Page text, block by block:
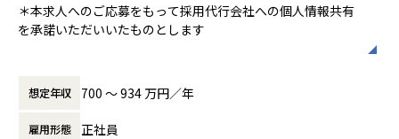
＊本求人へのご応募をもって採用代行会社への個人情報共有
を承諾いただいいたものとします
https://speakerdeck.com/ideininc/ideinhui-she-shao-jie-
zi-liao-ji-ji-cai-yong-zhong-92ca9fe9-009f-4795-93a8-8
d61d9126536?slide=9
想定年収 700 〜 934 万円／年
雇用形態 正社員